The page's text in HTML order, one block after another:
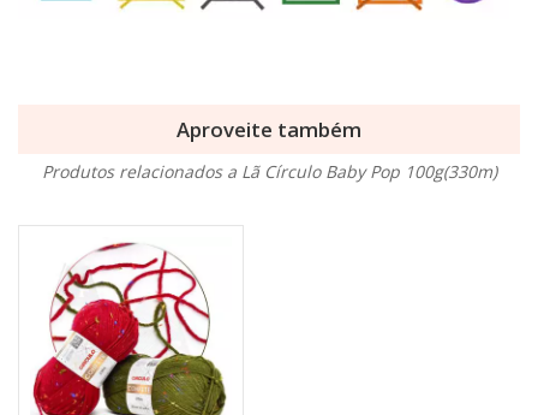
Aproveite também
Produtos relacionados a Lã Círculo Baby Pop 100g(330m)